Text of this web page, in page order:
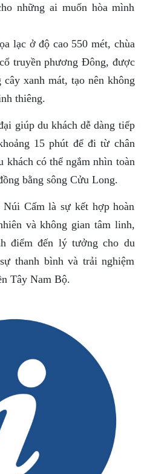
những ai muốn hòa mình
lạc ở độ cao 550 mét, chùa
truyền phương Đông, được
xanh mát, tạo nên không
thiêng.
giúp du khách dễ dàng tiếp
15 phút để đi từ chân
khách có thể ngắm nhìn toàn
bằng sông Cửu Long.
Núi Cấm là sự kết hợp hoàn
và không gian tâm linh,
điểm đến lý tưởng cho du
thanh bình và trải nghiệm
Tây Nam Bộ.